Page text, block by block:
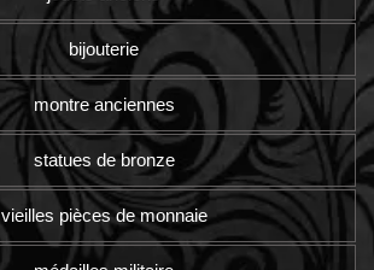
bijouterie
montre anciennes
statues de bronze
vieilles pièces de monnaie